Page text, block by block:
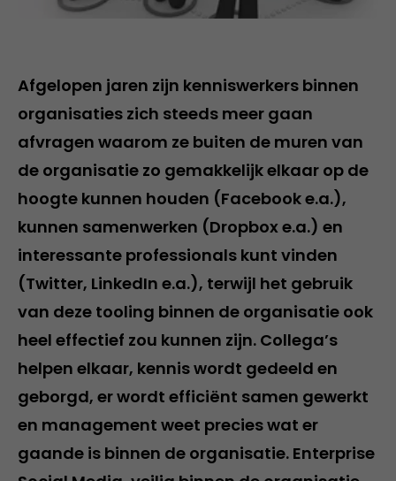
Afgelopen jaren zijn kenniswerkers binnen
organisaties zich steeds meer gaan
afvragen waarom ze buiten de muren van
de organisatie zo gemakkelijk elkaar op de
hoogte kunnen houden (Facebook e.a.),
kunnen samenwerken (Dropbox e.a.) en
interessante professionals kunt vinden
(Twitter, LinkedIn e.a.), terwijl het gebruik
van deze tooling binnen de organisatie ook
heel effectief zou kunnen zijn. Collega’s
helpen elkaar, kennis wordt gedeeld en
geborgd, er wordt efficiënt samen gewerkt
en management weet precies wat er
gaande is binnen de organisatie. Enterprise